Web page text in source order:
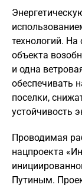
технологий. На
объекта
и одна
обеспечивать
поселки,
устойчивость
Проводимая
нацпроекта
Путиным.